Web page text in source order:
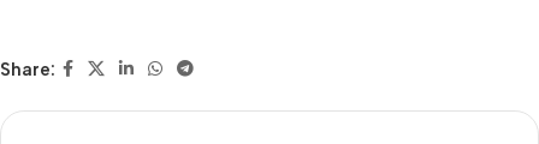
Share: